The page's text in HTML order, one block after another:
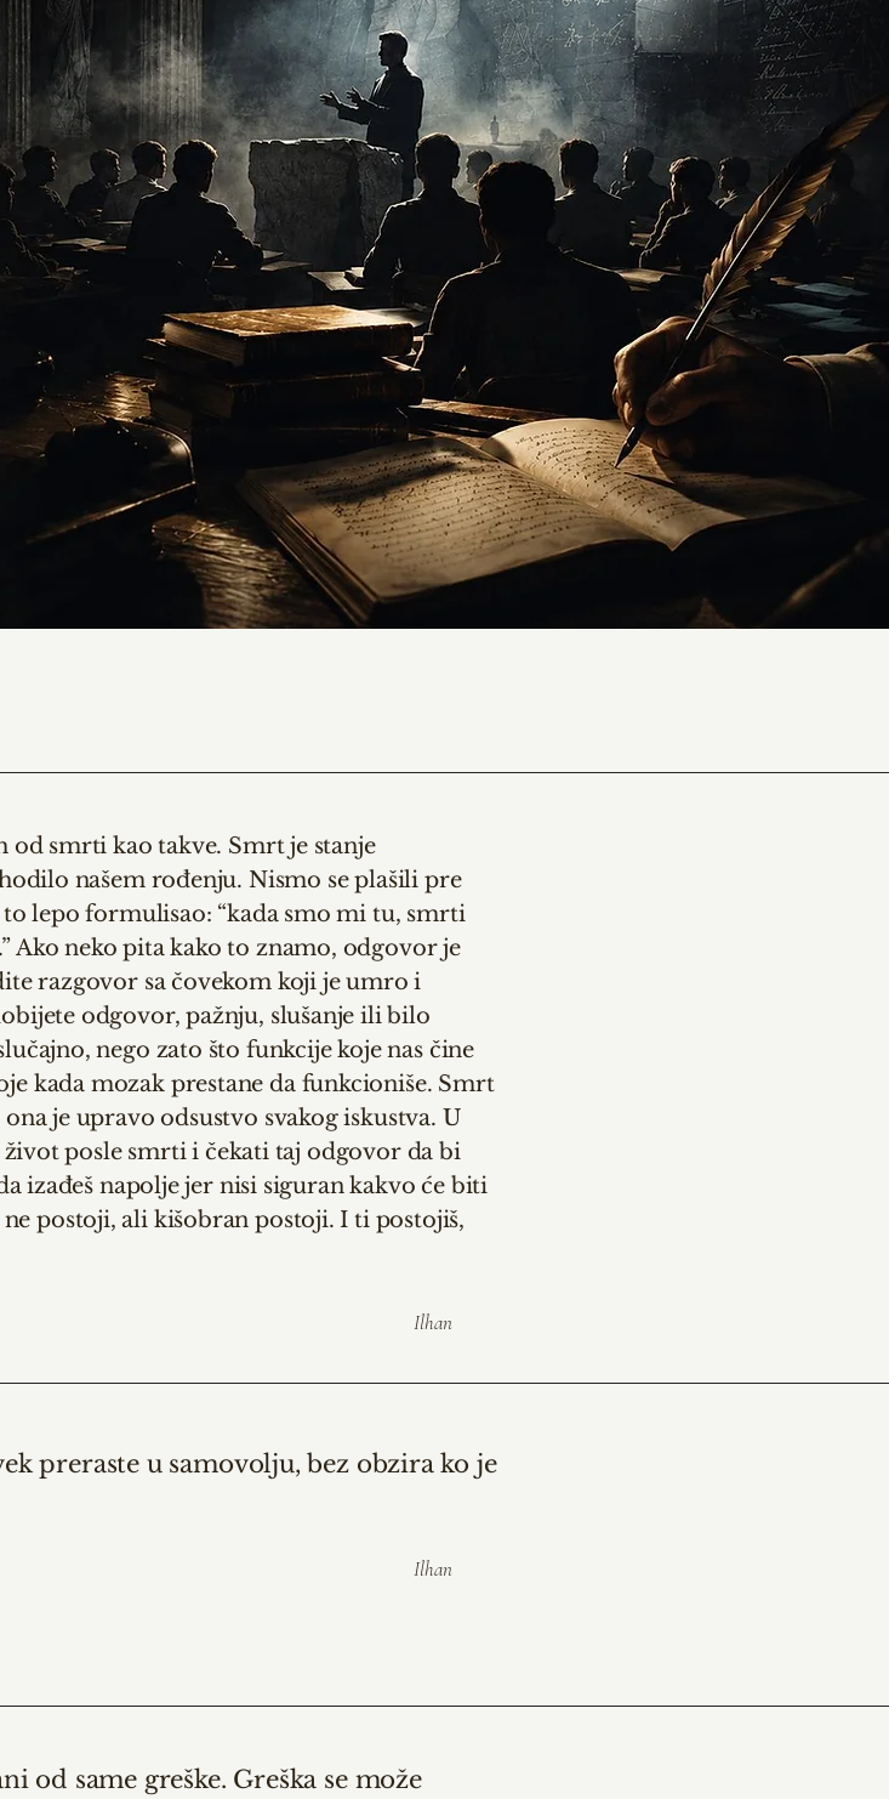
od smrti kao takve. Smrt je stanje
našem rođenju. Nismo se plašili pre
lepo formulisao: “kada smo mi tu, smrti
Ako neko pita kako to znamo, odgovor je
razgovor sa čovekom koji je umro i
odgovor, pažnju, slušanje ili bilo
nego zato što funkcije koje nas čine
kada mozak prestane da funkcioniše. Smrt
je upravo odsustvo svakog iskustva. U
posle smrti i čekati taj odgovor da bi
izađeš napolje jer nisi siguran kakvo će biti
postoji, ali kišobran postoji. I ti postojiš,
Ilhan
preraste u samovolju, bez obzira ko je
Ilhan
od same greške. Greška se može